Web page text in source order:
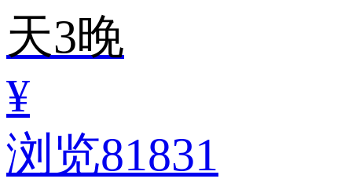
天3晚
¥
浏览81831